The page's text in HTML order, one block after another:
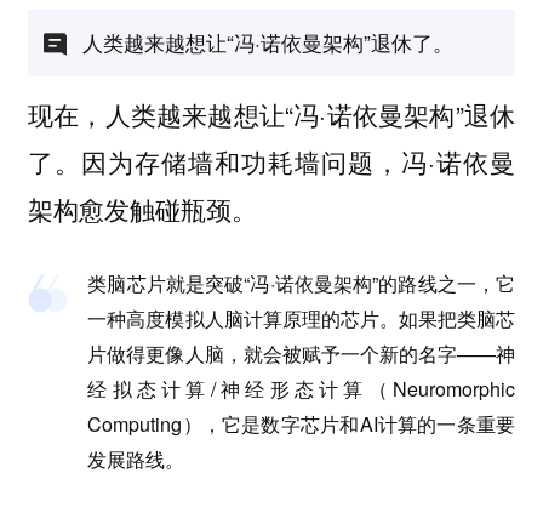
人类越来越想让“冯·诺依曼架构”退休了。
现在，人类越来越想让“冯·诺依曼架构”退休
了。因为存储墙和功耗墙问题，冯·诺依曼
架构愈发触碰瓶颈。
类脑芯片就是突破“冯·诺依曼架构”的路线之一，它
一种高度模拟人脑计算原理的芯片。如果把类脑芯
片做得更像人脑，就会被赋予一个新的名字——神
经拟态计算/神经形态计算（Neuromorphic
Computing），它是数字芯片和AI计算的一条重要
发展路线。